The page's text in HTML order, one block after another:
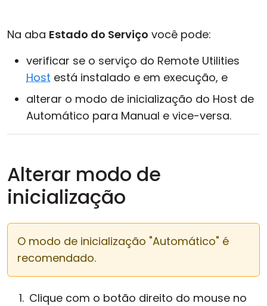
Na aba Estado do Serviço você pode:
verificar se o serviço do Remote Utilities
Host está instalado e em execução, e
alterar o modo de inicialização do Host de
Automático para Manual e vice-versa.
Alterar modo de
inicialização
O modo de inicialização "Automático" é
recomendado.
Clique com o botão direito do mouse no